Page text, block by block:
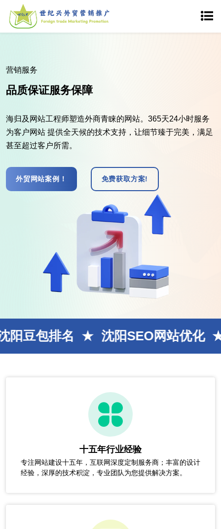
名 沈阳SEO网站优化 AI搜索
十五年行业经验
专注网站建设十五年，互联网深度定制服务商；丰富的设计
经验，深厚的技术积淀，专业团队为您提供解决方案。